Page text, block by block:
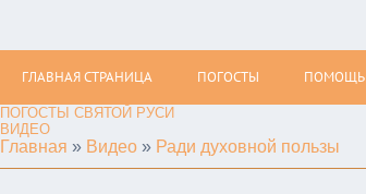
ГЛАВНАЯ СТРАНИЦА ПОГОСТЫ ПОМОЩЬ
ПОГОСТЫ СВЯТОЙ РУСИ
ВИДЕО
Главная » Видео » Ради духовной пользы